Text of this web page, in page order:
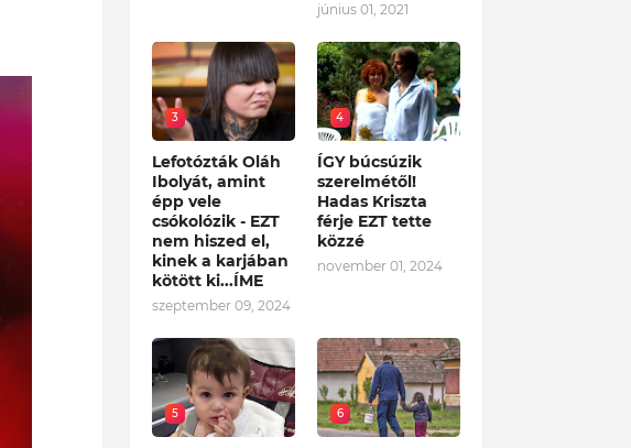
június 01, 2021
3
Lefotózták Oláh
Ibolyát, amint
épp vele
csókolózik - EZT
nem hiszed el,
kinek a karjában
kötött ki...ÍME
szeptember 09, 2024
4
ÍGY búcsúzik
szerelmétől!
Hadas Kriszta
férje EZT tette
közzé
november 01, 2024
5 6